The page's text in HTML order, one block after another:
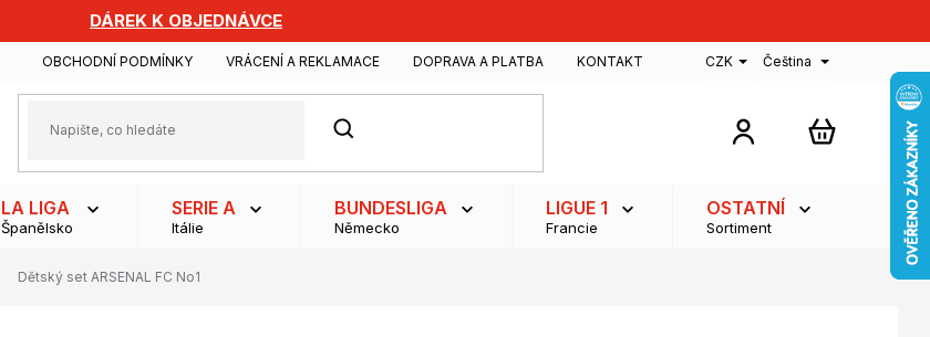
DÁREK K OBJEDNÁVCE
OBCHODNÍ PODMÍNKY VRÁCENÍ A REKLAMACE DOPRAVA A PLATBA KONTAKT CZK Čeština
HLEDAT
NÁKUPNÍ
LA LIGA
Španělsko
SERIE A
Itálie
BUNDESLIGA
Německo
LIGUE 1
Francie
OSTATNÍ
Sortiment
Dětský set ARSENAL FC No1